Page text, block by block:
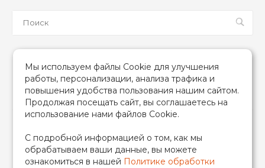
2026 © TIM (ТИМ) Инженерная сантехника, Все права
защищены
ИП Гончаренко Надежда Николаевна
Мы используем файлы Cookie для улучшения
работы, персонализации, анализа трафика и
повышения удобства пользования нашим сайтом.
Продолжая посещать сайт, вы соглашаетесь на
использование нами файлов Cookie.
С подробной информацией о том, как мы
обрабатываем ваши данные, вы можете
ознакомиться в нашей Политике обработки